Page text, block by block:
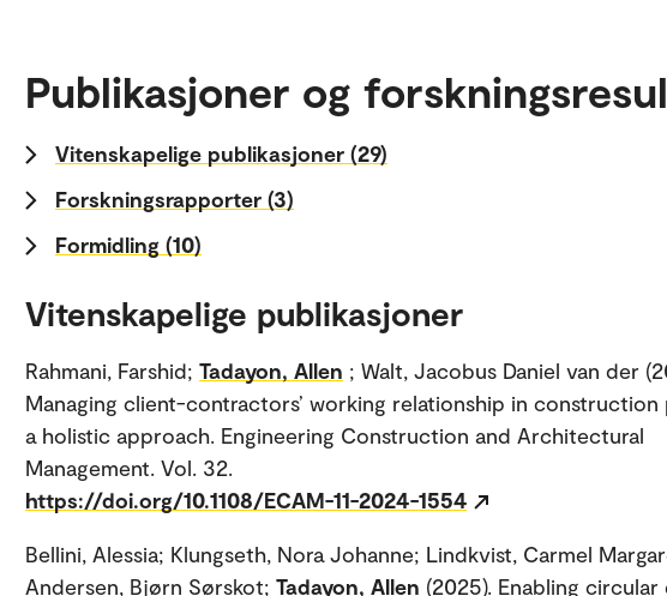
Publikasjoner og
Vitenskapelige publikasjoner (29)
Forskningsrapporter (3)
Formidling (10)
Vitenskapelige publikasjoner
Rahmani, Farshid; Tadayon, Allen ; Walt, Jacobus Daniel van der
Managing client-contractors’ working relationship in
a holistic approach. Engineering Construction and Architectural
Management. Vol. 32.
https://doi.org/10.1108/ECAM-11-2024-1554
Bellini, Alessia; Klungseth, Nora Johanne; Lindkvist, Carmel
Andersen, Bjørn Sørskot; Tadayon, Allen (2025). Enabling